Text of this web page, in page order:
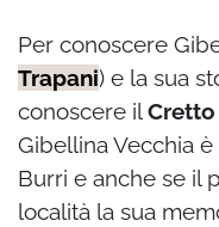
Per conoscere
Trapani) e la sua
conoscere il
Gibellina Vecchia
Burri e anche se il
località la sua